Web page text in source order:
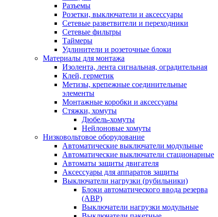
Разъемы
Розетки, выключатели и аксессуары
Сетевые разветвители и переходники
Сетевые фильтры
Таймеры
Удлинители и розеточные блоки
Материалы для монтажа
Изолента, лента сигнальная, оградительная
Клей, герметик
Метизы, крепежные соединительные
элементы
Монтажные коробки и аксессуары
Стяжки, хомуты
Дюбель-хомуты
Нейлоновые хомуты
Низковольтовое оборудование
Автоматические выключатели модульные
Автоматические выключатели стационарные
Автоматы защиты двигателя
Аксессуары для аппаратов защиты
Выключатели нагрузки (рубильники)
Блоки автоматического ввода резерва
(АВР)
Выключатели нагрузки модульные